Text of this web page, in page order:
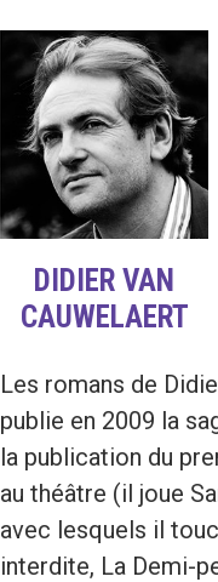
DIDIER VAN
CAUWELAERT
Les romans de
publie en 2009 la
la publication du
au théâtre (il joue
avec lesquels il
interdite, La Demi-